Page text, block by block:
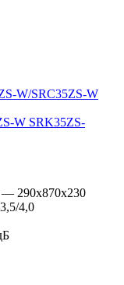
W SRK35ZS-
— 290х870х230
3,5/4,0